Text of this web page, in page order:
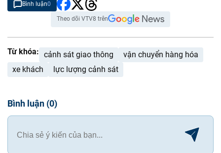
Bình luận0
Theo dõi VTV8 trên
Từ khóa: cảnh sát giao thông
vận chuyển hàng hóa
xe khách
lực lượng cảnh sát
Bình luận (0)